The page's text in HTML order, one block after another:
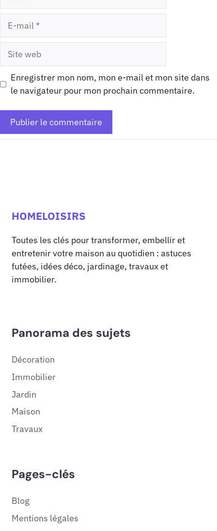
Site
Enregistrer mon nom, mon e-mail et mon site dans
le navigateur pour mon prochain commentaire.
HOMELOISIRS
Toutes les clés pour transformer, embellir et
entretenir votre maison au quotidien : astuces
futées, idées déco, jardinage, travaux et
immobilier.
Panorama des sujets
Décoration
Immobilier
Jardin
Maison
Travaux
Pages-clés
Blog
Mentions légales